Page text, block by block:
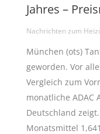
Jahres –
Nachrichten zum
München (ots)
geworden. Vor
Vergleich zum
monatliche
Deutschland
Monatsmittel